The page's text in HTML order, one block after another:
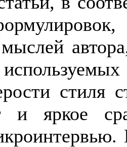
стиля
и яркое